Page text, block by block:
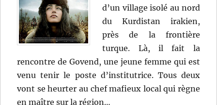
d’un village isolé au nord
du Kurdistan irakien,
près de la frontière
turque. Là, il fait la
rencontre de Govend, une jeune femme qui est
venu tenir le poste d’institutrice. Tous deux
vont se heurter au chef mafieux local qui règne
en maître sur la région…